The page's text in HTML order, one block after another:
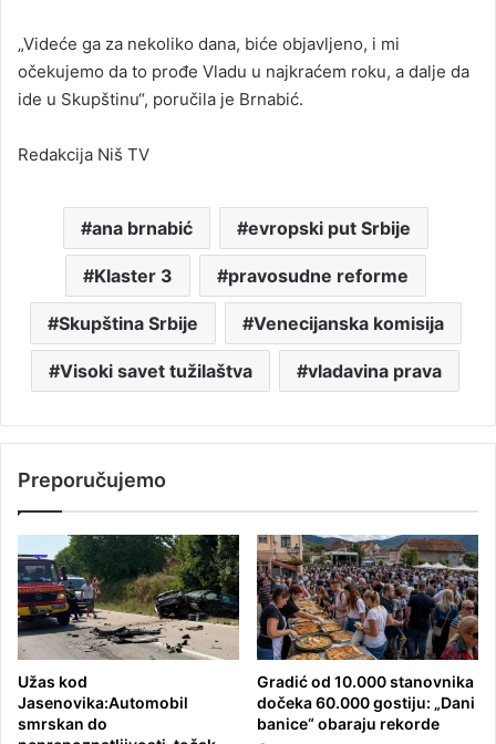
„Videće ga za nekoliko dana, biće objavljeno, i mi
očekujemo da to prođe Vladu u najkraćem roku, a dalje da
ide u Skupštinu“, poručila je Brnabić.
Redakcija Niš TV
ana brnabić evropski put Srbije
Klaster 3 pravosudne reforme
Skupština Srbije Venecijanska komisija
Visoki savet tužilaštva vladavina prava
Preporučujemo
Užas kod
Jasenovika:Automobil
smrskan do
Gradić od 10.000 stanovnika
dočeka 60.000 gostiju: „Dani
banice“ obaraju rekorde